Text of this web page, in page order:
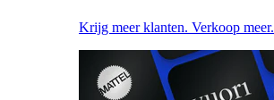
Krijg meer klanten. Verkoop meer.